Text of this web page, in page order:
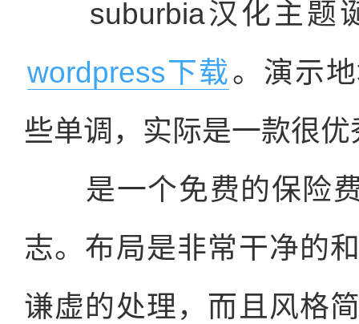
suburbia汉化主题
wordpress下载。演示
些单调，实际是一款很
是一个免费的保险费
志。布局是非常干净的
谦虚的处理，而且风格